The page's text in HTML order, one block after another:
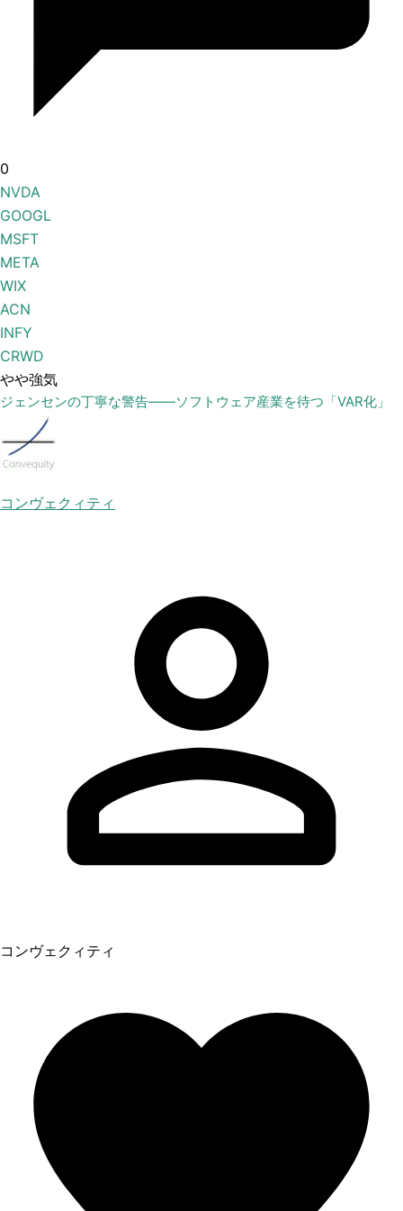
0
NVDA
GOOGL
MSFT
META
WIX
ACN
INFY
CRWD
やや強気
ジェンセンの丁寧な警告——ソフトウェア産業を待つ「VAR化」
コンヴェクィティ
コンヴェクィティ